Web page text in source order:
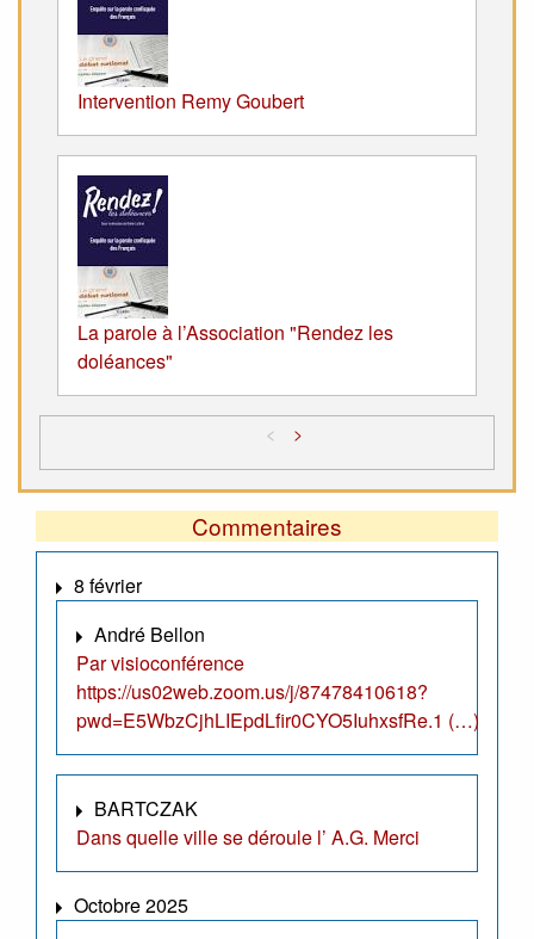
Intervention Remy Goubert
La parole à l’Association "Rendez les
doléances"
< >
Commentaires
8 février
André Bellon
Par visioconférence
https://us02web.zoom.us/j/87478410618?
pwd=E5WbzCjhLIEpdLfir0CYO5IuhxsfRe.1 (…)
BARTCZAK
Dans quelle ville se déroule l’ A.G. Merci
Octobre 2025